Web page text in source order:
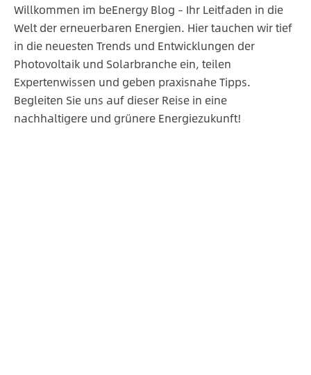
Willkommen im beEnergy Blog – Ihr Leitfaden in die
Welt der erneuerbaren Energien. Hier tauchen wir tief
in die neuesten Trends und Entwicklungen der
Photovoltaik und Solarbranche ein, teilen
Expertenwissen und geben praxisnahe Tipps.
Begleiten Sie uns auf dieser Reise in eine
nachhaltigere und grünere Energiezukunft!